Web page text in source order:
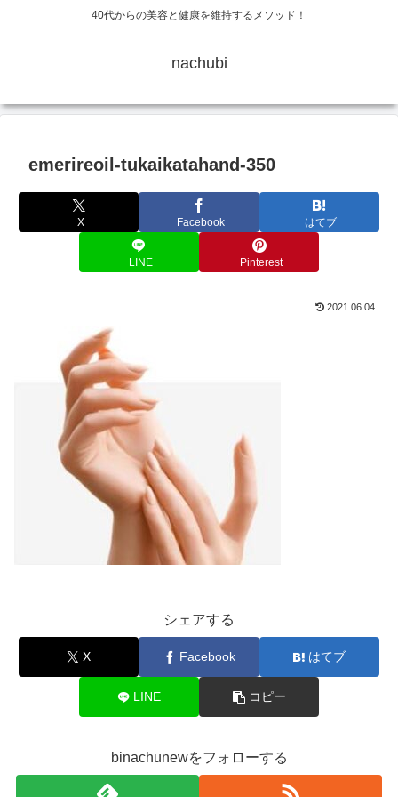
40代からの美容と健康を維持するメソッド！
nachubi
emerireoil-tukaikatahand-350
X Facebook はてブ
LINE Pinterest
2021.06.04
シェアする
X Facebook はてブ
LINE コピー
binachunewをフォローする